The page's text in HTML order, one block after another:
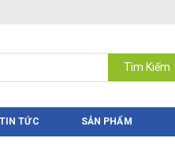
Tìm Kiếm
TIN TỨC SẢN PHẨM